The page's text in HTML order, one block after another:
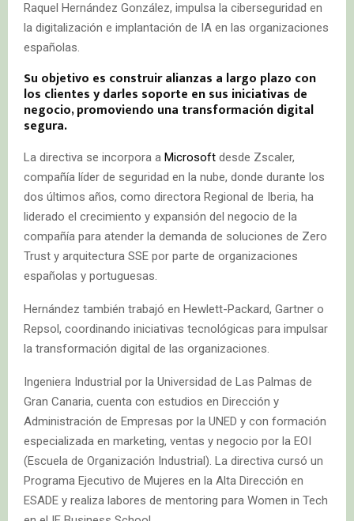
Raquel Hernández González, impulsa la ciberseguridad en
la digitalización e implantación de IA en las organizaciones
españolas.
Su objetivo es construir alianzas a largo plazo con
los clientes y darles soporte en sus iniciativas de
negocio, promoviendo una transformación digital
segura.
La directiva se incorpora a Microsoft desde Zscaler,
compañía líder de seguridad en la nube, donde durante los
dos últimos años, como directora Regional de Iberia, ha
liderado el crecimiento y expansión del negocio de la
compañía para atender la demanda de soluciones de Zero
Trust y arquitectura SSE por parte de organizaciones
españolas y portuguesas.
Hernández también trabajó en Hewlett-Packard, Gartner o
Repsol, coordinando iniciativas tecnológicas para impulsar
la transformación digital de las organizaciones.
Ingeniera Industrial por la Universidad de Las Palmas de
Gran Canaria, cuenta con estudios en Dirección y
Administración de Empresas por la UNED y con formación
especializada en marketing, ventas y negocio por la EOI
(Escuela de Organización Industrial). La directiva cursó un
Programa Ejecutivo de Mujeres en la Alta Dirección en
ESADE y realiza labores de mentoring para Women in Tech